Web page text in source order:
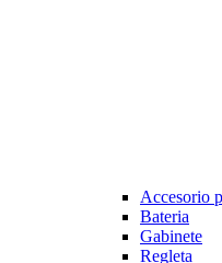
Accesorio
Bateria
Gabinete
Regleta